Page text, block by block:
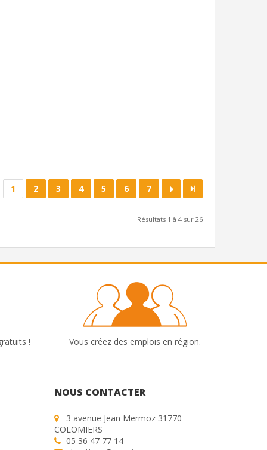
1 2 3 4 5 6 7
Résultats 1 à 4 sur 26
! Vous créez des emplois en région.
NOUS CONTACTER
3 avenue Jean Mermoz 31770
COLOMIERS
05 36 47 77 14